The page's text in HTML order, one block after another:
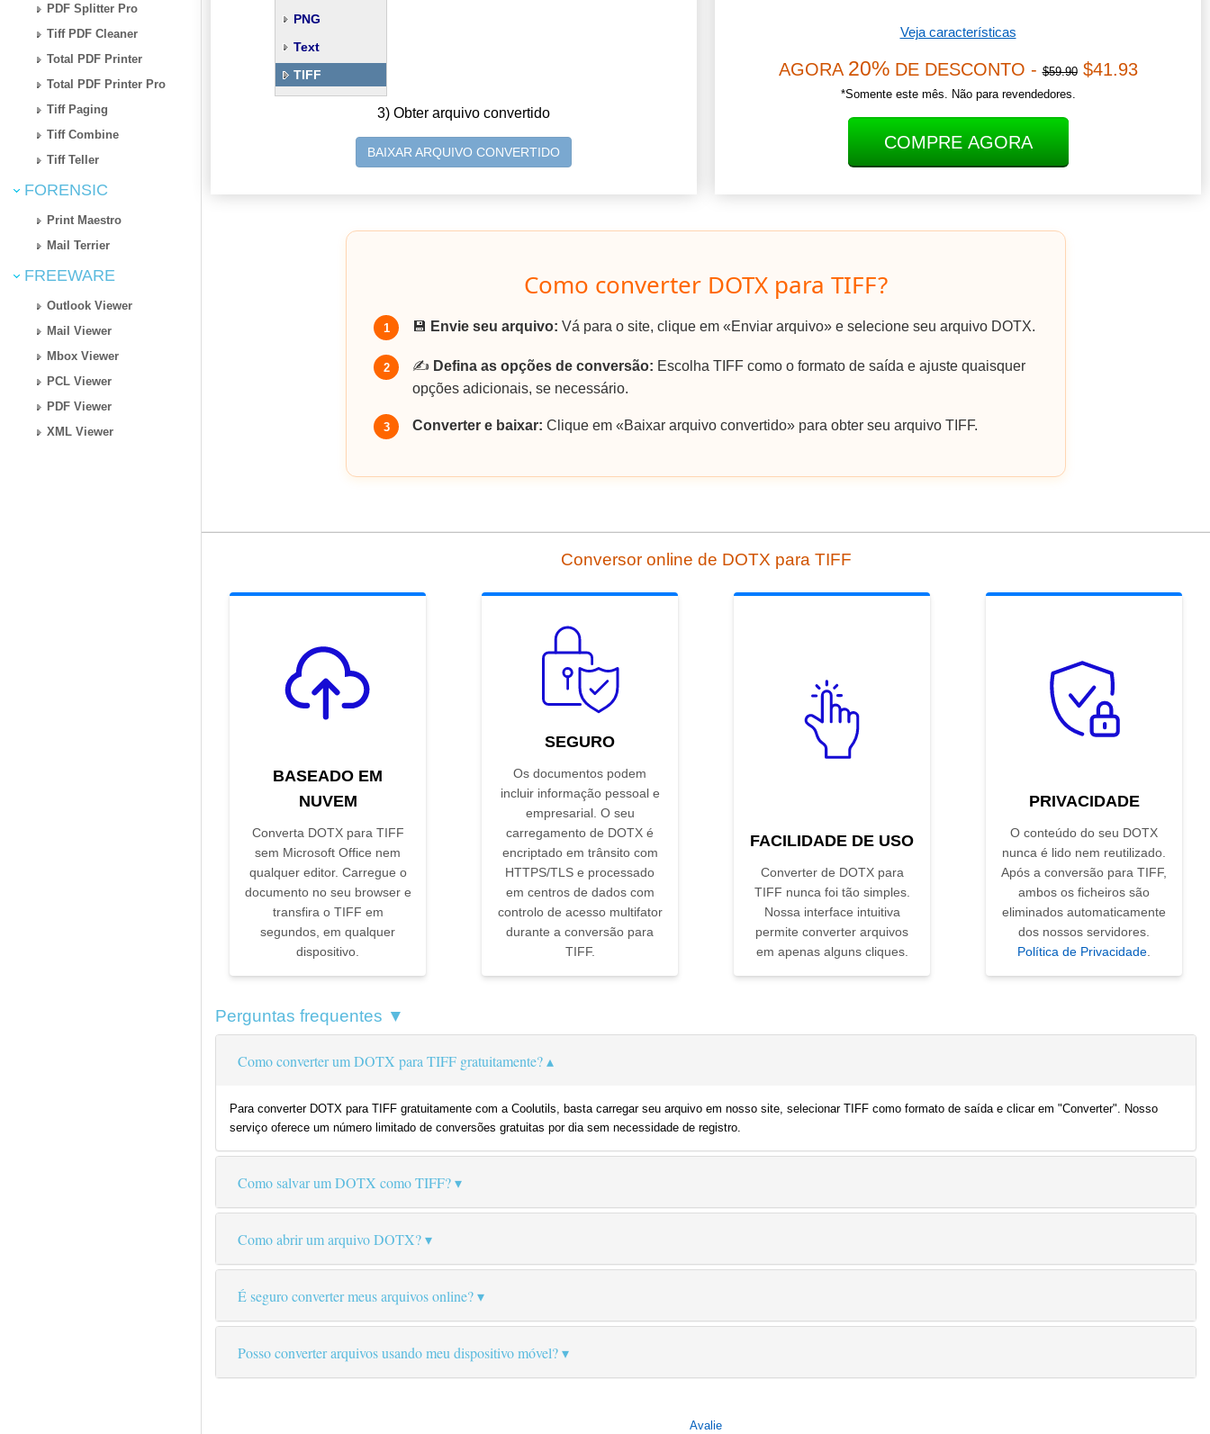
PDF Splitter Pro
Tiff PDF Cleaner
Total PDF Printer
Total PDF Printer Pro
Tiff Paging
Tiff Combine
Tiff Teller
FORENSIC
Print Maestro
Mail Terrier
FREEWARE
Outlook Viewer
Mail Viewer
Mbox Viewer
PCL Viewer
PDF Viewer
XML Viewer
PNG
Text
TIFF
3) Obter arquivo convertido
BAIXAR ARQUIVO CONVERTIDO
Veja características
AGORA 20%DE DESCONTO -$59.90$41.93
*Somente este mês. Não para revendedores.
COMPRE AGORA
Como converter DOTX para TIFF?
1 💾 Envie seu arquivo: Vá para o site, clique em «Enviar arquivo» e selecione seu arquivo DOTX.
2 ✍️ Defina as opções de conversão: Escolha TIFF como o formato de saída e ajuste quaisquer
opções adicionais, se necessário.
3 Converter e baixar: Clique em «Baixar arquivo convertido» para obter seu arquivo TIFF.
Conversor online de DOTX para TIFF
BASEADO EM
NUVEM
Converta DOTX para TIFF
sem Microsoft Office nem
qualquer editor. Carregue o
documento no seu browser e
transfira o TIFF em
segundos, em qualquer
dispositivo.
SEGURO
Os documentos podem
incluir informação pessoal e
empresarial. O seu
carregamento de DOTX é
encriptado em trânsito com
HTTPS/TLS e processado
em centros de dados com
controlo de acesso multifator
durante a conversão para
TIFF.
FACILIDADE DE USO
Converter de DOTX para
TIFF nunca foi tão simples.
Nossa interface intuitiva
permite converter arquivos
em apenas alguns cliques.
PRIVACIDADE
O conteúdo do seu DOTX
nunca é lido nem reutilizado.
Após a conversão para TIFF,
ambos os ficheiros são
eliminados automaticamente
dos nossos servidores.
Política de Privacidade
Perguntas frequentes ▼
Como converter um DOTX para TIFF gratuitamente?
Para converter DOTX para TIFF gratuitamente com a Coolutils, basta carregar seu arquivo em nosso site, selecionar TIFF como formato de saída e clicar em "Converter". Nosso
serviço oferece um número limitado de conversões gratuitas por dia sem necessidade de registro.
Como salvar um DOTX como TIFF?
Como abrir um arquivo DOTX?
É seguro converter meus arquivos online?
Posso converter arquivos usando meu dispositivo móvel?
Avalie